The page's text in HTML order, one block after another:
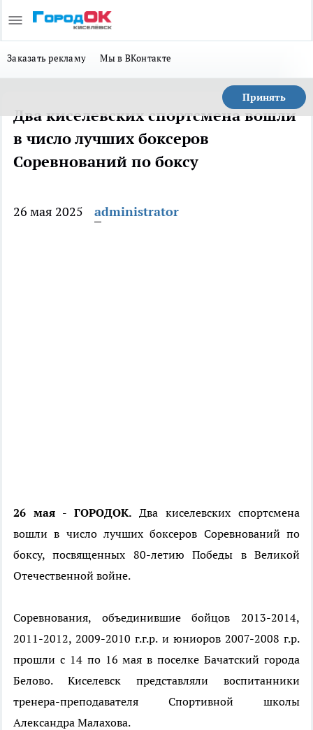
Заказать рекламу Мы в ВКонтакте
Принять
Два киселевских спортсмена вошли
в число лучших боксеров
Соревнований по боксу
26 мая 2025 administrator
26 мая - ГОРОДОК. Два киселевских спортсмена
вошли в число лучших боксеров Соревнований по
боксу, посвященных 80-летию Победы в Великой
Отечественной войне.
Соревнования, объединившие бойцов 2013-2014,
2011-2012, 2009-2010 г.г.р. и юниоров 2007-2008 г.р.
прошли с 14 по 16 мая в поселке Бачатский города
Белово. Киселевск представляли воспитанники
тренера-преподавателя Спортивной школы
Александра Малахова.